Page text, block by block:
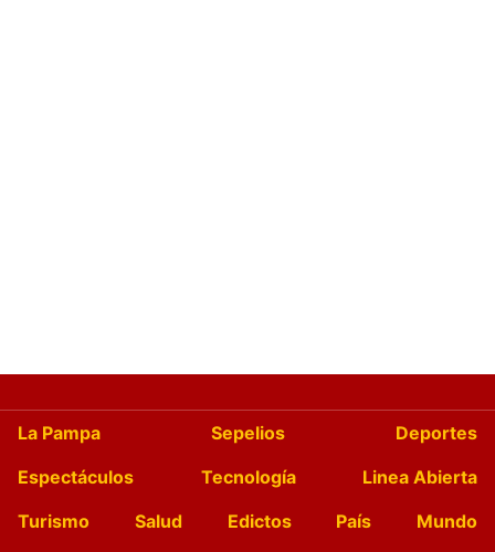
La Pampa Sepelios
Deportes
Espectáculos
Tecnología
Linea Abierta
Turismo
Salud Edictos País
Mundo